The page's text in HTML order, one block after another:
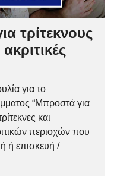
τρίτεκνους
για το
“Μπροστά για
και
περιοχών που
ή επισκευή /